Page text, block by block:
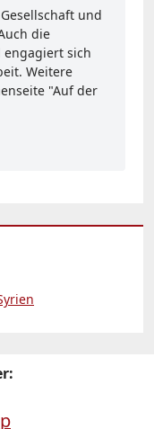
und
die
engagiert sich
Weitere
"Auf der